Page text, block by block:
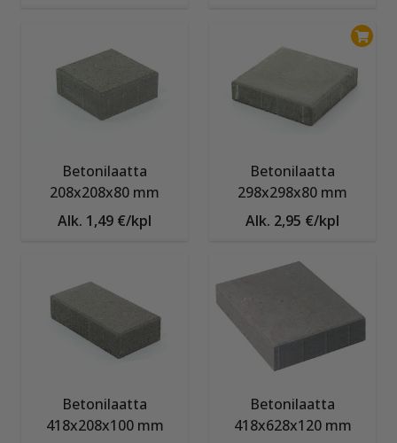
Betonilaatta
208x208x80 mm
Alk. 1,49 €/kpl
Betonilaatta
298x298x80 mm
Alk. 2,95 €/kpl
Betonilaatta
418x208x100 mm
Betonilaatta
418x628x120 mm